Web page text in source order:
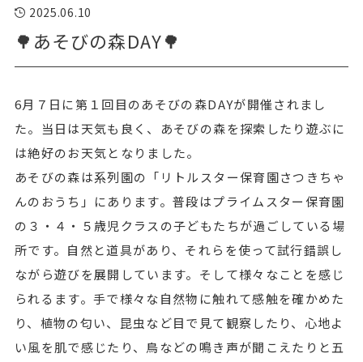
2025.06.10
🌳あそびの森DAY🌳
6月７日に第１回目のあそびの森DAYが開催されまし
た。当日は天気も良く、あそびの森を探索したり遊ぶに
は絶好のお天気となりました。
あそびの森は系列園の「リトルスター保育園さつきちゃ
んのおうち」にあります。普段はプライムスター保育園
の３・４・５歳児クラスの子どもたちが過ごしている場
所です。自然と道具があり、それらを使って試行錯誤し
ながら遊びを展開しています。そして様々なことを感じ
られるます。手で様々な自然物に触れて感触を確かめた
り、植物の匂い、昆虫など目で見て観察したり、心地よ
い風を肌で感じたり、鳥などの鳴き声が聞こえたりと五